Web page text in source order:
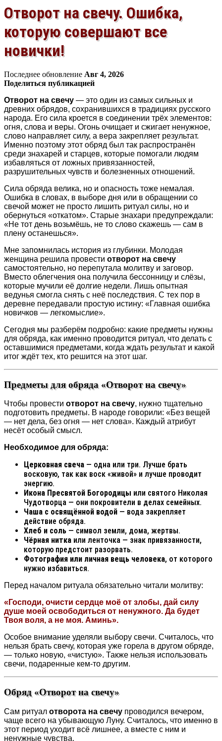
Отворот на свечу. Ошибка,
которую совершают все
новички!
Последнее обновление Авг 4, 2026
Поделиться публикацией
Отворот на свечу — это один из самых сильных и
древних обрядов, сохранившихся в традициях русского
народа. Его сила кроется в соединении трёх элементов:
огня, слова и веры. Огонь очищает и сжигает ненужное,
слово направляет силу, а вера закрепляет результат.
Именно поэтому этот обряд был так распространён
среди знахарей и старцев, которые помогали людям
избавляться от ложных привязанностей,
разрушительных чувств и болезненных отношений.
Сила обряда велика, но и опасность тоже немалая.
Ошибка в словах, в выборе дня или в обращении со
свечой может не просто лишить ритуал силы, но и
обернуться «откатом». Старые знахари предупреждали:
«Не тот день возьмёшь, не то слово скажешь — сам в
плену останешься».
Мне запомнилась история из глубинки. Молодая
женщина решила провести отворот на свечу
самостоятельно, но перепутала молитву и заговор.
Вместо облегчения она получила бессонницу и слёзы,
которые мучили её долгие недели. Лишь опытная
ведунья смогла снять с неё последствия. С тех пор в
деревне передавали простую истину: «Главная ошибка
новичков — легкомыслие».
Сегодня мы разберём подробно: какие предметы нужны
для обряда, как именно проводится ритуал, что делать с
оставшимися предметами, когда ждать результат и какой
итог ждёт тех, кто решится на этот шаг.
Предметы для обряда «Отворот на свечу»
Чтобы провести отворот на свечу, нужно тщательно
подготовить предметы. В народе говорили: «Без вещей
— нет дела, без огня — нет слова». Каждый атрибут
несёт особый смысл.
Необходимое для обряда:
Церковная свеча — одна или три. Лучше брать
восковую, так как воск «живой» и лучше проводит
энергию.
Икона Пресвятой Богородицы или святого Николая
Чудотворца — они покровители в делах семейных.
Чаша с освящённой водой — вода закрепляет
действие обряда.
Хлеб и соль — символ земли, дома, жертвы.
Чёрная нитка или ленточка — знак привязанности,
которую предстоит разорвать.
Фотография или личная вещь человека, от которого
нужно избавиться.
Перед началом ритуала обязательно читали молитву:
«Господи, очисти сердце моё от злобы, дай силу
душе моей освободиться от ненужного. Да будет
Твоя воля, а не моя. Аминь».
Особое внимание уделяли выбору свечи. Считалось, что
нельзя брать свечу, которая уже горела в другом обряде,
— только новую, «чистую». Также нельзя использовать
свечи, подаренные кем-то другим.
Обряд «Отворот на свечу»
Сам ритуал отворота на свечу проводился вечером,
чаще всего на убывающую Луну. Считалось, что именно в
этот период уходит всё лишнее, а вместе с ним и
ненужные чувства.